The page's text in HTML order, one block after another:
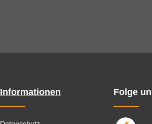
Informationen Folge